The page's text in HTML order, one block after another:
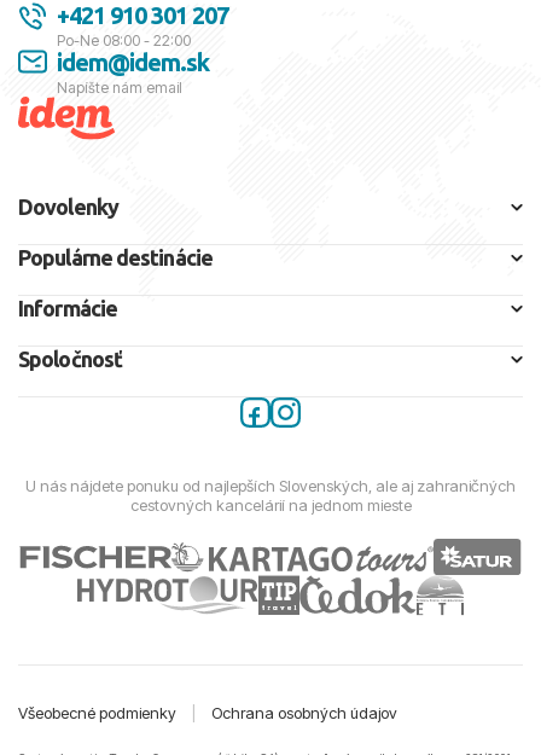
+421 910 301 207
Po-Ne 08:00 - 22:00
idem@idem.sk
Napíšte nám email
Dovolenky
Populárne destinácie
Informácie
Spoločnosť
U nás nájdete ponuku od najlepších Slovenských, ale aj zahraničných
cestovných kancelárií na jednom mieste
Všeobecné podmienky Ochrana osobných údajov